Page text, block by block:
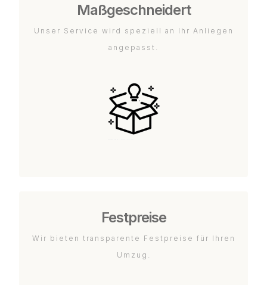
Maßgeschneidert
Unser Service wird speziell an Ihr Anliegen
angepasst.
Festpreise
Wir bieten transparente Festpreise für Ihren
Umzug.